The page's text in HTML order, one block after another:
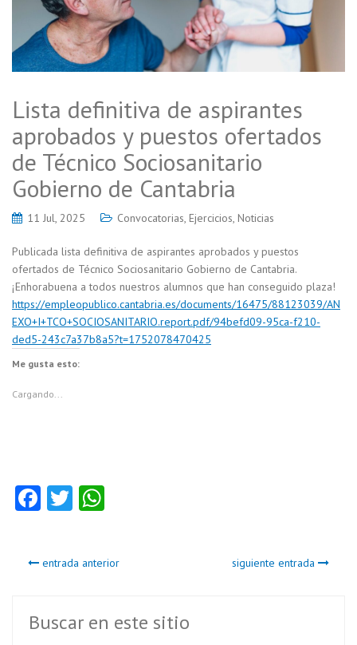
Lista definitiva de aspirantes
aprobados y puestos ofertados
de Técnico Sociosanitario
Gobierno de Cantabria
11 Jul, 2025 Convocatorias, Ejercicios, Noticias
Publicada lista definitiva de aspirantes aprobados y puestos
ofertados de Técnico Sociosanitario Gobierno de Cantabria.
¡Enhorabuena a todos nuestros alumnos que han conseguido plaza!
https://empleopublico.cantabria.es/documents/16475/88123039/AN
EXO+I+TCO+SOCIOSANITARIO.report.pdf/94befd09-95ca-f210-
ded5-243c7a37b8a5?t=1752078470425
Me gusta esto:
Cargando...
Fa
o
k
T
er A
p
entrada anterior siguiente entrada
Buscar en este sitio